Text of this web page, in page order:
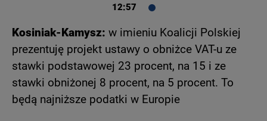
12:57
Kosiniak-Kamysz: w imieniu Koalicji Polskiej
prezentuję projekt ustawy o obniżce VAT-u ze
stawki podstawowej 23 procent, na 15 i ze
stawki obniżonej 8 procent, na 5 procent. To
będą najniższe podatki w Europie